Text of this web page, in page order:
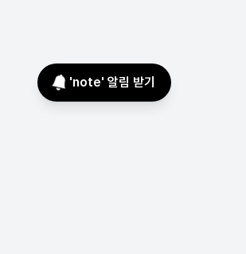
'note' 알림 받기